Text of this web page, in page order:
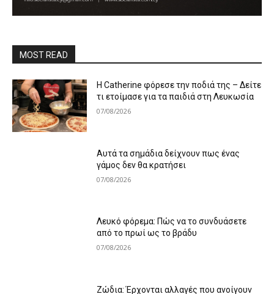
MOST READ
Η Catherine φόρεσε την ποδιά της – Δείτε
τι ετοίμασε για τα παιδιά στη Λευκωσία
07/08/2026
Αυτά τα σημάδια δείχνουν πως ένας
γάμος δεν θα κρατήσει
07/08/2026
Λευκό φόρεμα: Πώς να το συνδυάσετε
από το πρωί ως το βράδυ
07/08/2026
Ζώδια: Έρχονται αλλαγές που ανοίγουν